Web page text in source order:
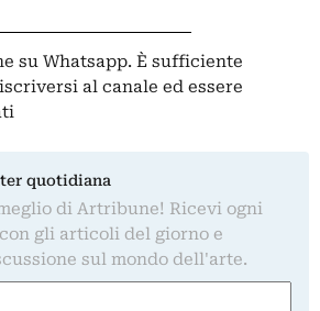
su Whatsapp. È sufficiente
al canale ed essere
quotidiana
di Artribune! Ricevi ogni
gli articoli del giorno e
sul mondo dell'arte.